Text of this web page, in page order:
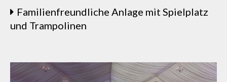
Familienfreundliche Anlage mit Spielplatz
und Trampolinen